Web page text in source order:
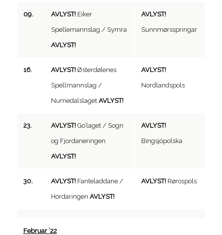
09. AVLYST!Eiker
Spellemannslag / Symra
AVLYST!
AVLYST!
Sunnmørsspringar
16. AVLYST! Østerdølenes
Spellmannslag /
Numedalslaget AVLYST!
AVLYST!
Nordlandspols
23. AVLYST! Go’laget / Sogn
og Fjordaneringen
AVLYST!
AVLYST!
Bingsjöpolska
30. AVLYST! Fanteladdane /
Hordaringen AVLYST!
AVLYST! Rørospols
Februar ’22